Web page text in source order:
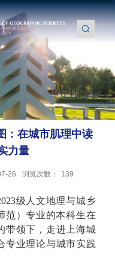
：在城市肌理中读
力量
26 浏览次数： 139
级人文地理与城乡
范）专业的本科生在
带领下，走进上海城
专业理论与城市实践